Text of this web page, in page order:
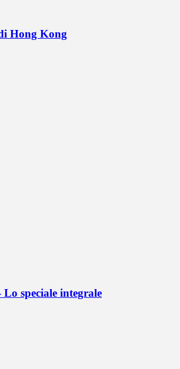
Hong Kong
speciale integrale